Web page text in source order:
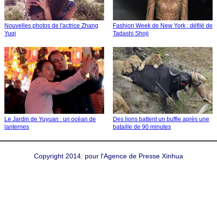
Nouvelles photos de l'actrice Zhang
Yuqi
Fashion Week de New York : défilé de
Tadashi Shoji
Le Jardin de Yuyuan : un océan de
lanternes
Des lions battent un buffle après une
bataille de 90 minutes
Copyright 2014: pour l'Agence de Presse Xinhua